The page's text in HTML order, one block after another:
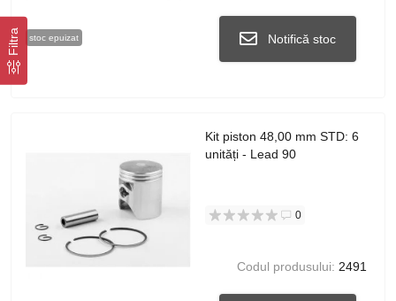
Filtra stoc epuizat Notifică stoc
Kit piston 48,00 mm STD: 6
unități - Lead 90
0
Codul produsului: 2491